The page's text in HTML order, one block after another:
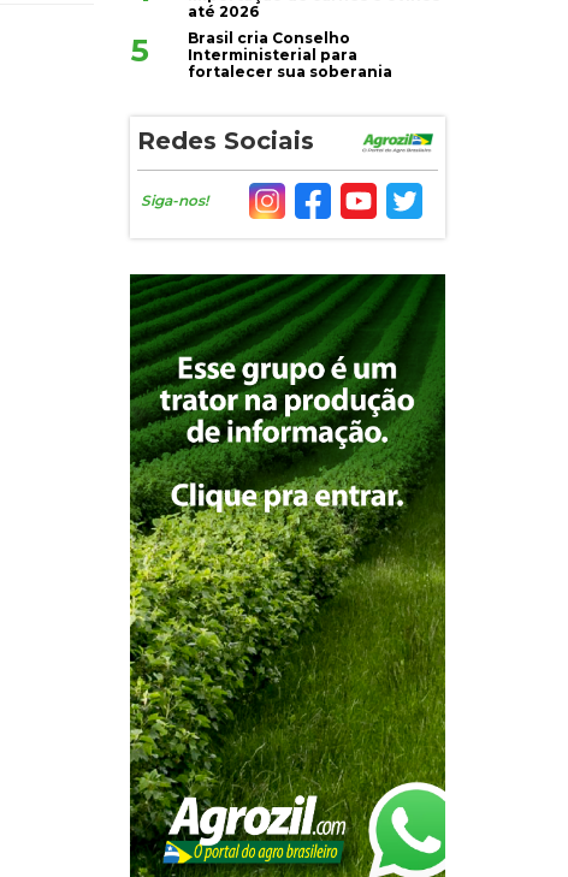
até 2026
5
Brasil cria Conselho
Interministerial para
fortalecer sua soberania
Redes Sociais
Siga-nos!